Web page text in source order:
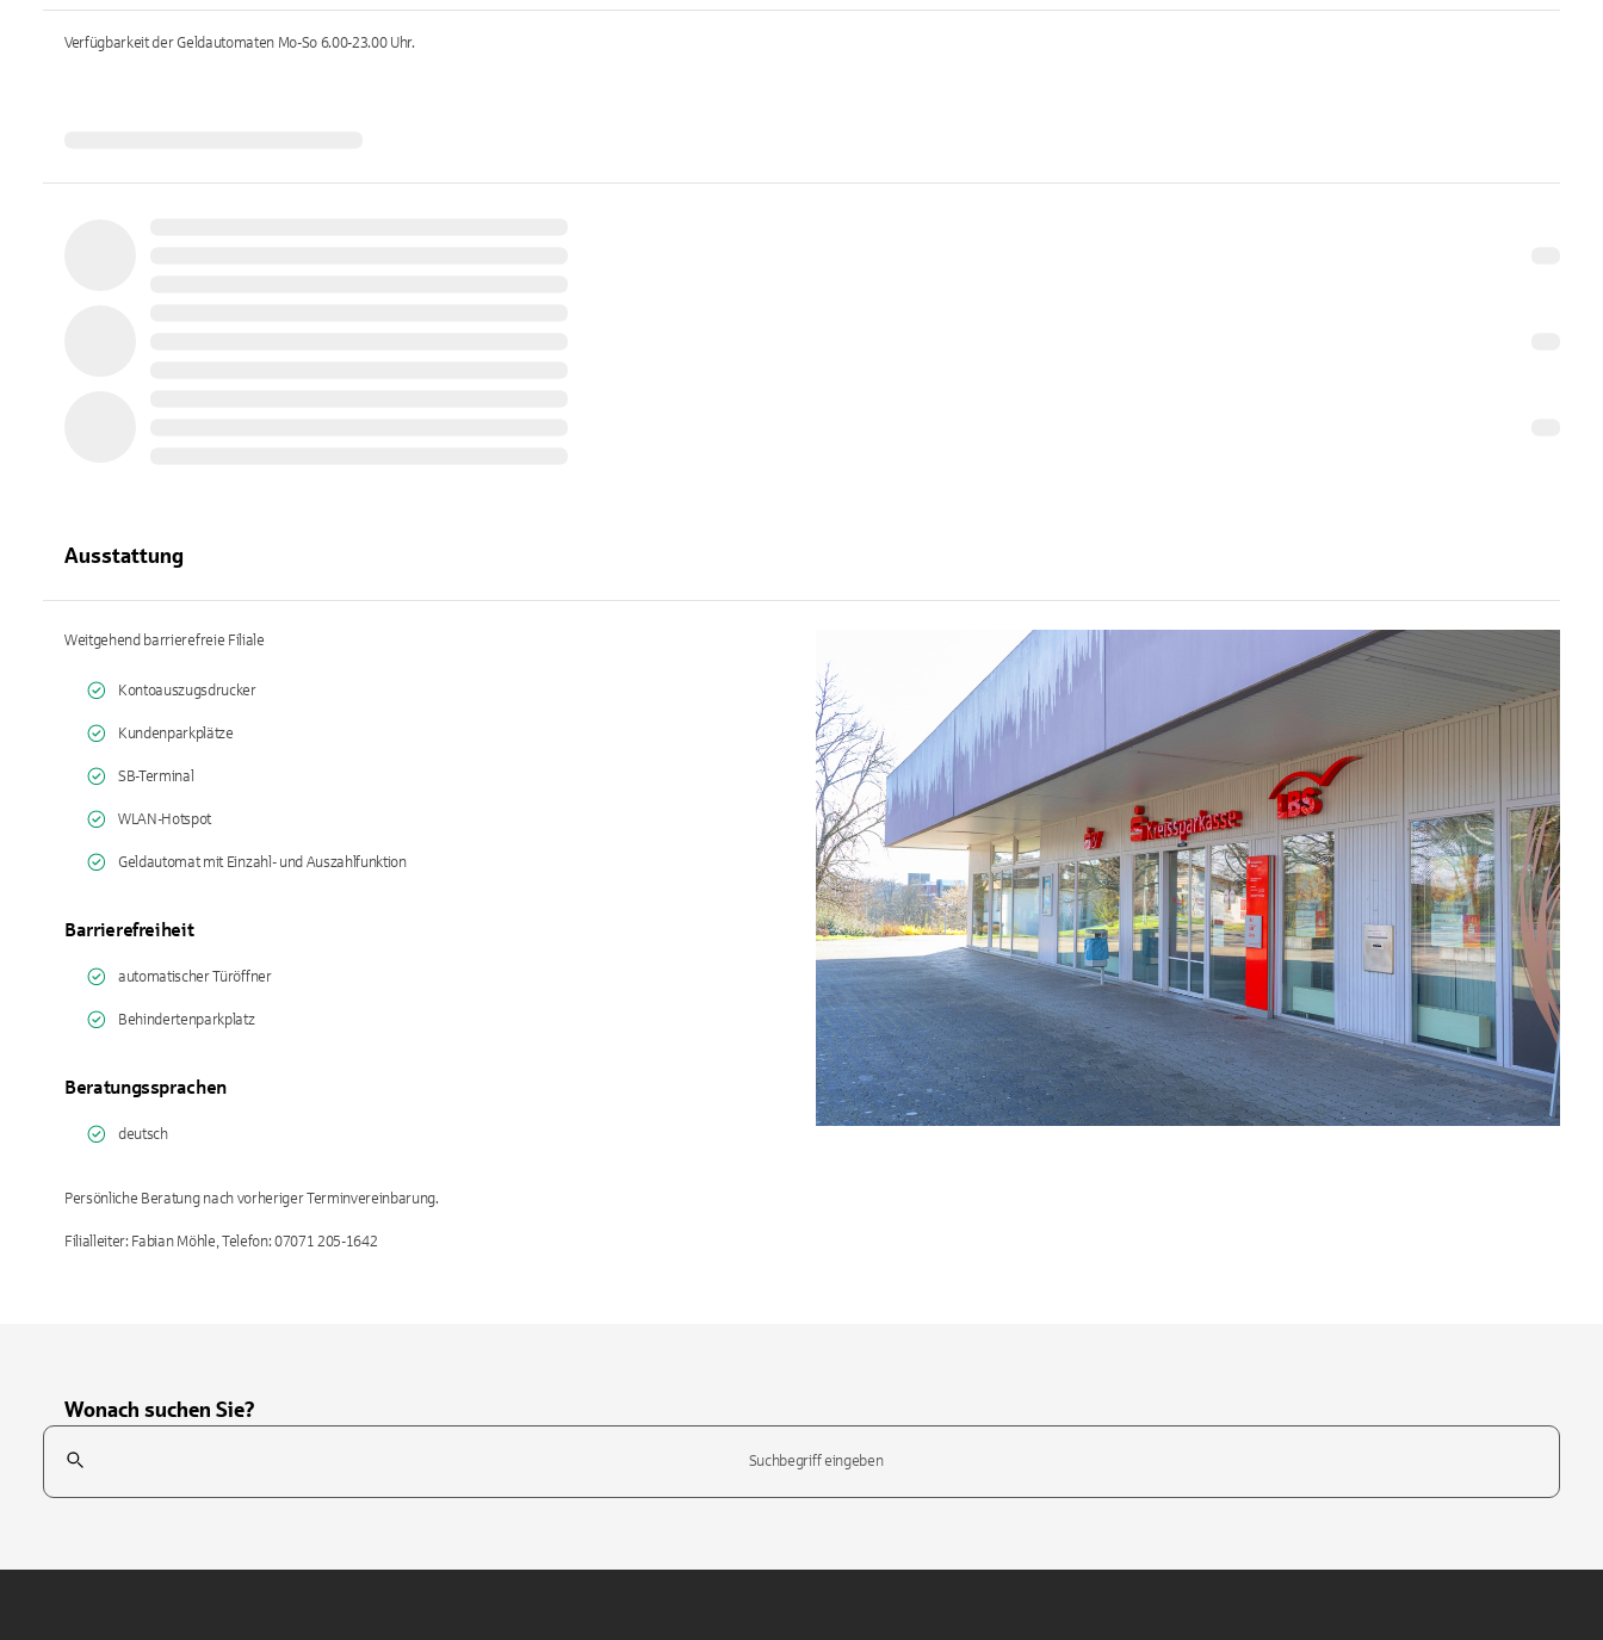
Verfügbarkeit der Geldautomaten Mo-So 6.00-23.00Uhr.
Ausstattung
Weitgehend barrierefreie Filiale
Kontoauszugsdrucker
Kundenparkplätze
SB-Terminal
WLAN-Hotspot
Geldautomat mit Einzahl- und Auszahlfunktion
Barrierefreiheit
automatischer Türöffner
Behindertenparkplatz
Beratungssprachen
deutsch
Persönliche Beratung nach vorheriger Terminvereinbarung.
Wonach suchen Sie?
Suchfeld